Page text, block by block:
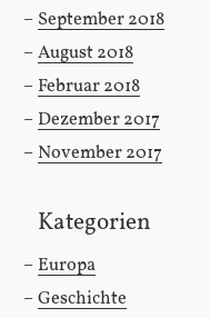
September 2018
August 2018
Februar 2018
Dezember 2017
November 2017
Kategorien
Europa
Geschichte